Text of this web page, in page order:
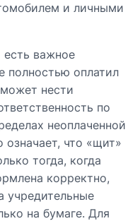
и личными
важное
полностью оплатил
нести
по
неоплаченной
означает, что «щит»
тогда, когда
корректно,
учредительные
на бумаге. Для